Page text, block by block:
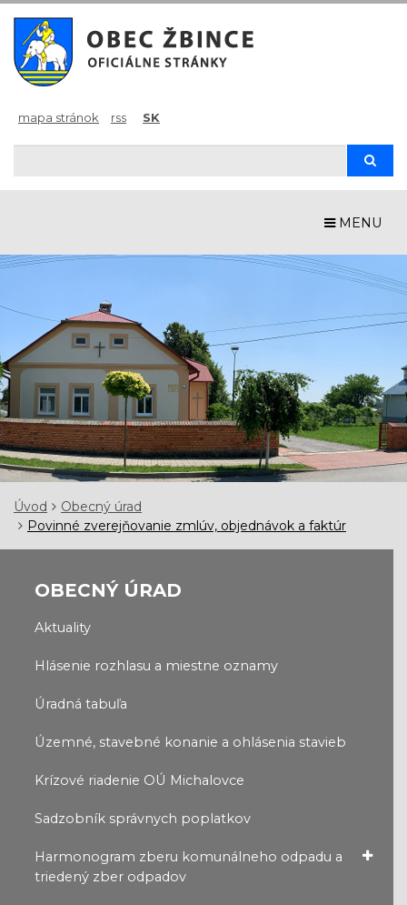
mapa stránok rss SK
MENU
Úvod
Obecný úrad
Povinné zverejňovanie zmlúv, objednávok a faktúr
OBECNÝ ÚRAD
Aktuality
Hlásenie rozhlasu a miestne oznamy
Úradná tabuľa
Územné, stavebné konanie a ohlásenia stavieb
Krízové riadenie OÚ Michalovce
Sadzobník správnych poplatkov
Harmonogram zberu komunálneho odpadu a
triedený zber odpadov